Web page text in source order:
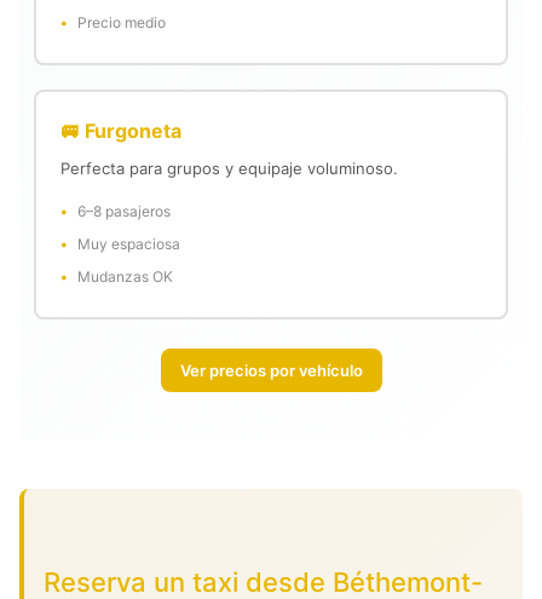
Precio medio
🚐 Furgoneta
Perfecta para grupos y equipaje voluminoso.
6–8 pasajeros
Muy espaciosa
Mudanzas OK
Ver precios por vehículo
Reserva un taxi desde Béthemont-